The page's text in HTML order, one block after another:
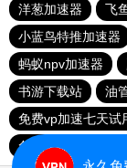
洋葱加速器
飞
小蓝鸟特推加速器
蚂蚁npv加速器
书游下载站
油
免费vp加速七天试
免费vp试用24小时